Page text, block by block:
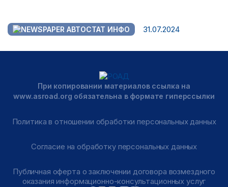
АВТОСТАТ ИНФО 31.07.2024
При копировании материалов ссылка на
www.asroad.org обязательна в формате гиперссылки
Политика в отношении обработки персональных данных
Согласие на обработку персональных данных
Публичная оферта о заключении договора возмездного
оказания информационно-консультационных услуг